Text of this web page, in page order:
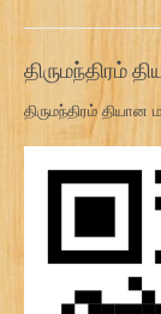
திருமந்திரம்
திருமந்திரம்